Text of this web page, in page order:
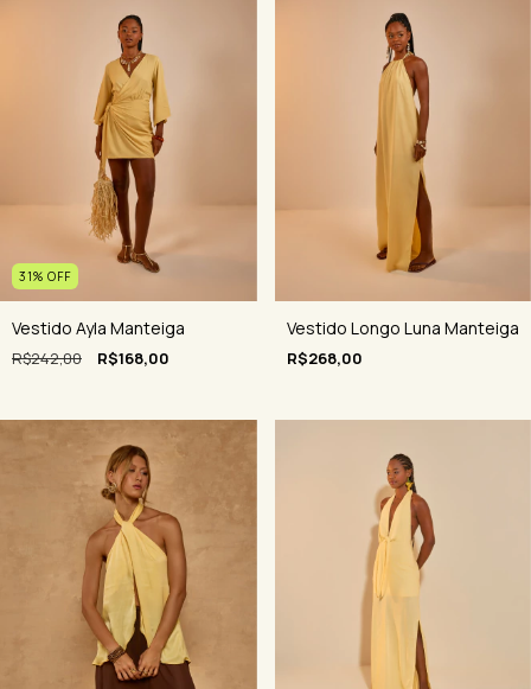
31% OFF
Vestido Ayla Manteiga
R$242,00 R$168,00
Vestido Longo Luna Manteiga
R$268,00